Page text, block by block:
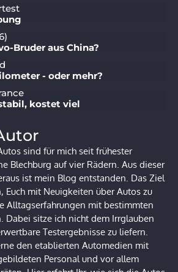
Bruder aus China?
- oder mehr?
kostet viel
sind für mich seit frühester
Blechburg auf vier Rädern. Aus dieser
ist mein Blog entstanden. Das Ziel
Euch mit Neuigkeiten über Autos zu
Alltagserfahrungen mit bestimmten
Dabei sitze ich nicht dem Irrglauben
Testergebnisse zu liefern.
den etablierten Automedien mit
Personal und vor allem